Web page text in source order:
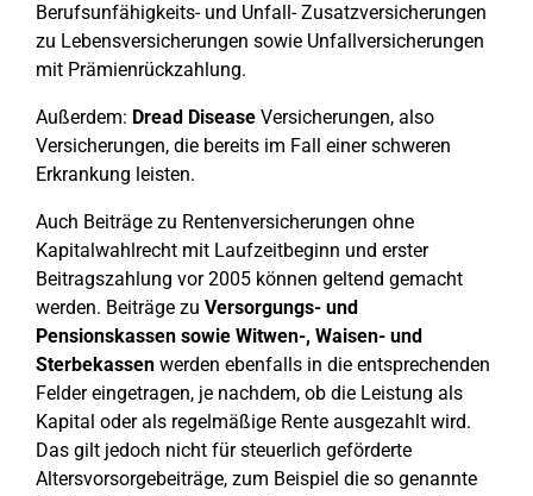
Berufsunfähigkeits- und Unfall- Zusatzversicherungen
zu Lebensversicherungen sowie Unfallversicherungen
mit Prämienrückzahlung.
Außerdem: Dread Disease Versicherungen, also
Versicherungen, die bereits im Fall einer schweren
Erkrankung leisten.
Auch Beiträge zu Rentenversicherungen ohne
Kapitalwahlrecht mit Laufzeitbeginn und erster
Beitragszahlung vor 2005 können geltend gemacht
werden. Beiträge zu Versorgungs- und
Pensionskassen sowie Witwen-, Waisen- und
Sterbekassen werden ebenfalls in die entsprechenden
Felder eingetragen, je nachdem, ob die Leistung als
Kapital oder als regelmäßige Rente ausgezahlt wird.
Das gilt jedoch nicht für steuerlich geförderte
Altersvorsorgebeiträge, zum Beispiel die so genannte